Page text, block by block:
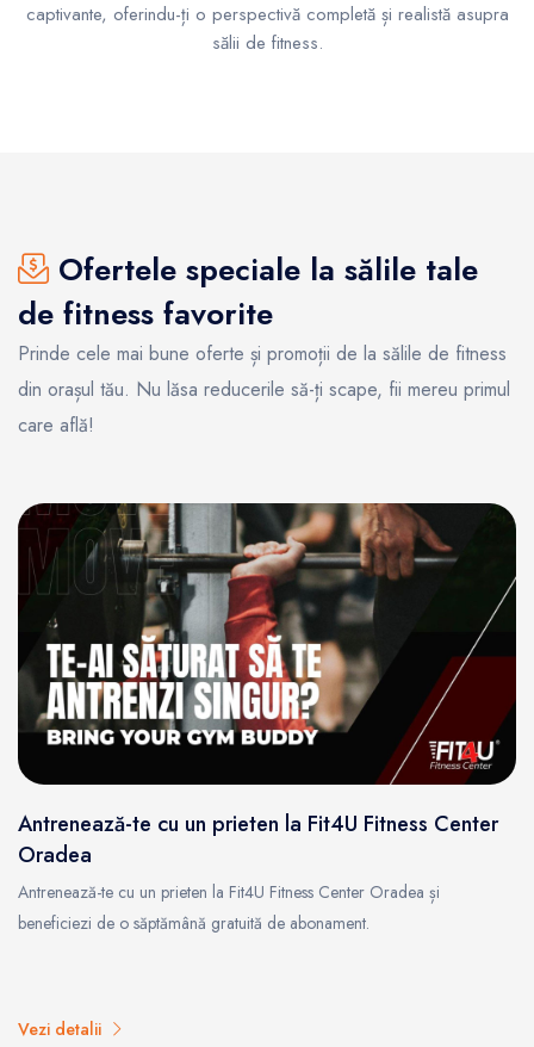
captivante, oferindu-ți o perspectivă completă și realistă asupra
sălii de fitness.
Ofertele speciale la sălile tale
de fitness favorite
Prinde cele mai bune oferte și promoții de la sălile de fitness
din orașul tău. Nu lăsa reducerile să-ți scape, fii mereu primul
care află!
Antrenează-te cu un prieten la Fit4U Fitness Center
Oradea
Antrenează-te cu un prieten la Fit4U Fitness Center Oradea și
beneficiezi de o săptămână gratuită de abonament.
Vezi detalii